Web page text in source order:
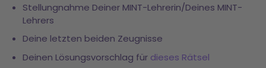
Stellungnahme Deiner MINT-Lehrerin/Deines MINT-
Lehrers
Deine letzten beiden Zeugnisse
Deinen Lösungsvorschlag für dieses Rätsel